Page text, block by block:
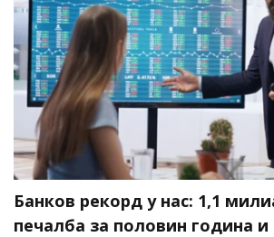
Банков рекорд у нас: 1,1
печалба за половин година и